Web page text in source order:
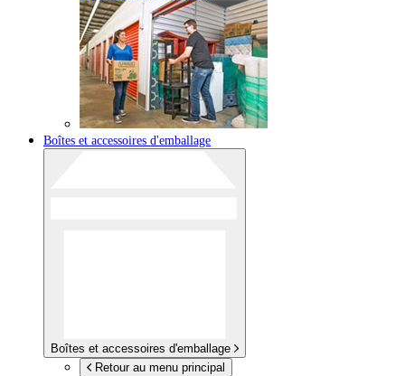
Boîtes et accessoires d'emballage
Boîtes et accessoires d'emballage
Retour au menu principal